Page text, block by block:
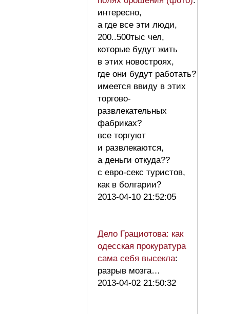
интересно,
а где все эти люди,
200..500тыс чел,
которые будут жить
в этих новостроях,
где они будут работать?
имеется ввиду в этих
торгово-
развлекательных
фабриках?
все торгуют
и развлекаются,
а деньги откуда??
с евро-секс туристов,
как в болгарии?
2013-04-10 21:52:05
Дело Грациотова: как
одесская прокуратура
сама себя высекла:
разрыв мозга…
2013-04-02 21:50:32